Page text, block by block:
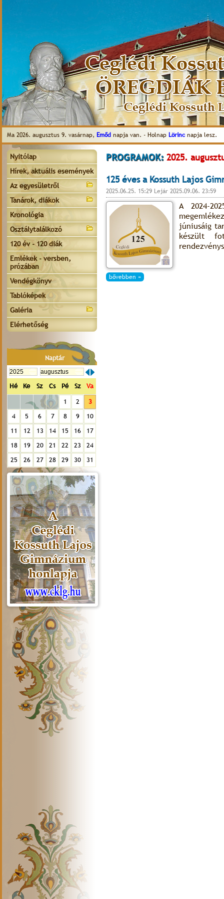
Ma 2026. augusztus 9. vasárnap, Emőd napja van. - Holnap Lörinc napja lesz.
Nyitólap
Hírek, aktuális események
Az egyesületről
Tanárok, diákok
Kronológia
Osztálytalálkozó
120 év - 120 diák
Emlékek - versben,
prózában
Vendégkönyv
Tablóképek
Galéria
Elérhetőség
Naptár
Hé Ke Sz Cs Pé Sz Va
1 2
3
4
5 6 7 8 9
10
11
12 13 14 15 16
17
18
19 20 21 22 23
24
25
26 27 28 29 30 31
PROGRAMOK: 2025.
125 éves a Kossuth Lajos
2025.06.25. 15:29 Lejár 2025.09.06. 23:59
A 2024-
júniusáig
készült
bővebben »